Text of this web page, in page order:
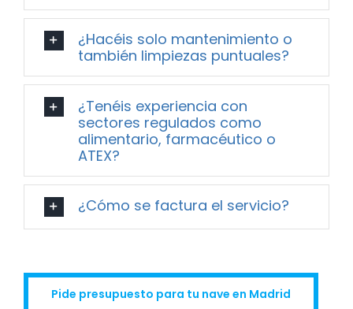
¿Hacéis solo mantenimiento o
también limpiezas puntuales?
¿Tenéis experiencia con
sectores regulados como
alimentario, farmacéutico o
ATEX?
¿Cómo se factura el servicio?
Pide presupuesto para tu nave en Madrid